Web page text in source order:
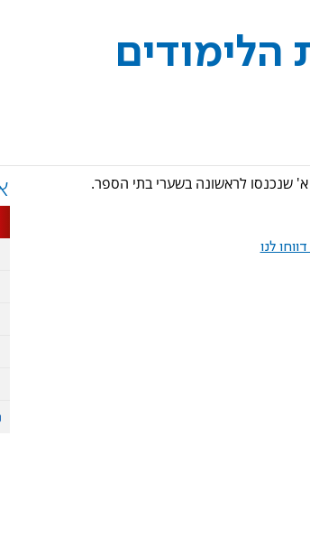
את הלימודים
שנכנסו לראשונה בשערי בתי הספר.
לנו